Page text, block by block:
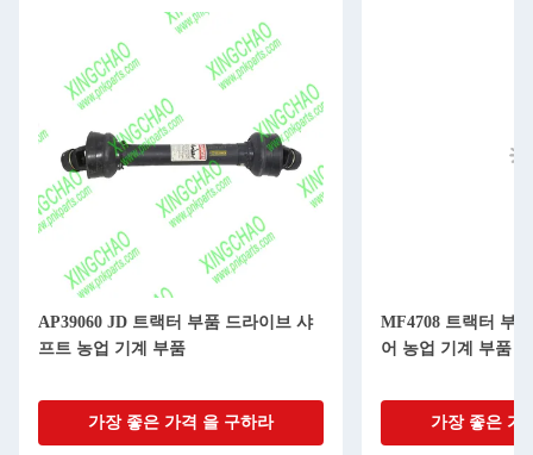
AP39060 JD 트랙터 부품 드라이브 샤
프트 농업 기계 부품
가장 좋은 가격 을 구하라
MF4708 트랙터 부
어 농업 기계 부품
가장 좋은 가